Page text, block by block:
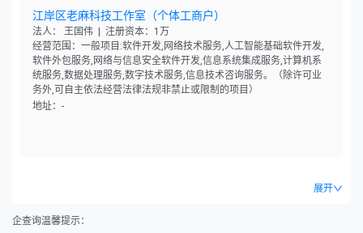
江岸区老麻科技工作室（个体工商户）
法人： 王国伟 | 注册资本：1万
经营范围：一般项目:软件开发,网络技术服务,人工智能基础软件开发,
软件外包服务,网络与信息安全软件开发,信息系统集成服务,计算机系
统服务,数据处理服务,数字技术服务,信息技术咨询服务。（除许可业
务外,可自主依法经营法律法规非禁止或限制的项目）
地址：-
展开
企查询温馨提示：